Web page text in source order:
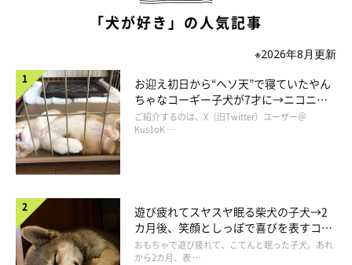
でも優しく遊びます。あとは飼い主の言う事をよく理解できる様
になりました。言葉を理解し先回りして行動するので、助かる時
とそうでない時があります。反対に前足ちょいちょいと目線だけ
で要求し、飼い主を意のままに動かす時もあります（笑）」
「犬が好き」の人気記事
※2026年8月更新
お迎え初日から“ヘソ天”で寝ていたやん
ちゃなコーギー子犬が7才に→ニコニ
コ“コーギースマイル”が魅力のコに成
長！
ご紹介するのは、X（旧Twitter）ユーザー＠
Kus1oK …
遊び疲れてスヤスヤ眠る柴犬の子犬→2
カ月後、笑顔としっぽで喜びを表すコに
成長！
おもちゃで遊び疲れて、こてんと眠った子犬。あれ
から2カ月、表 …